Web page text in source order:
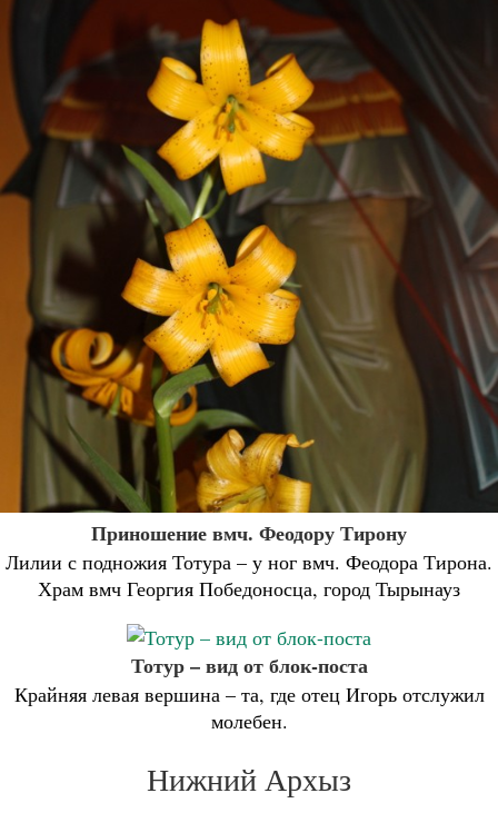
Приношение вмч. Феодору Тирону
Лилии с подножия Тотура – у ног вмч. Феодора Тирона.
Храм вмч Георгия Победоносца, город Тырынауз
Тотур – вид от блок-поста
Крайняя левая вершина – та, где отец Игорь отслужил
молебен.
Нижний Архыз